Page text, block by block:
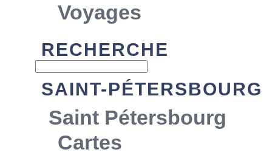
Voyages
RECHERCHE
SAINT-PÉTERSBOURG
Saint Pétersbourg
Cartes